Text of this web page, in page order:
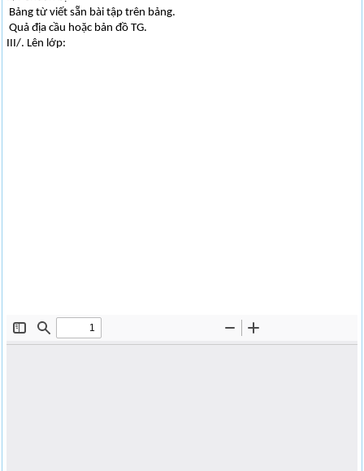
Bảng từ viết sẵn bài tập trên bảng.
Quả địa cầu hoặc bản đồ TG.
III/. Lên lớp: